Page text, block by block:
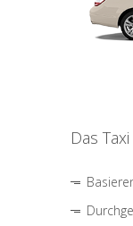
Das Taxi